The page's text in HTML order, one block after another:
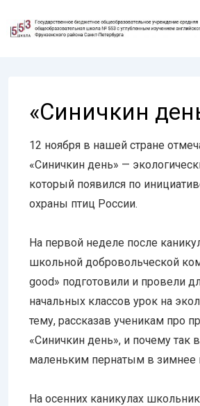
Перейти
«Синичкин
12 ноября в нашей стране
«Синичкин день» —
который появился по
охраны птиц России.
На первой неделе после
школьной добровольческой
good» подготовили и провели
начальных классов урок на
тему, рассказав ученикам про
«Синичкин день», и почему так
маленьким пернатым в зимнее
На осенних каникулах